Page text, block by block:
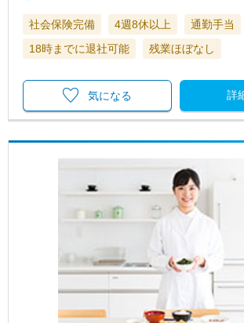
社会保険完備 4週8休以上
通勤手当
18時までに退社可能
残業ほぼなし
詳
気になる